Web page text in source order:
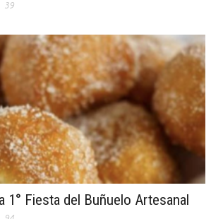
39
1° Fiesta del Buñuelo Artesanal